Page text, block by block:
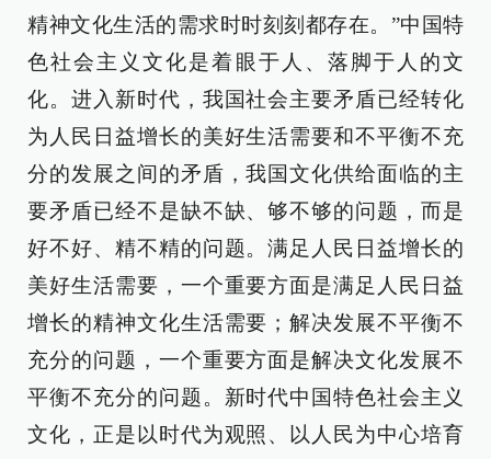
精神文化生活的需求时时刻刻都存在。”中国特
色社会主义文化是着眼于人、落脚于人的文
化。进入新时代，我国社会主要矛盾已经转化
为人民日益增长的美好生活需要和不平衡不充
分的发展之间的矛盾，我国文化供给面临的主
要矛盾已经不是缺不缺、够不够的问题，而是
好不好、精不精的问题。满足人民日益增长的
美好生活需要，一个重要方面是满足人民日益
增长的精神文化生活需要；解决发展不平衡不
充分的问题，一个重要方面是解决文化发展不
平衡不充分的问题。新时代中国特色社会主义
文化，正是以时代为观照、以人民为中心培育